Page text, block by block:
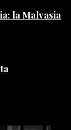
la Malvasia